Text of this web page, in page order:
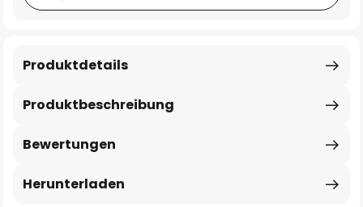
Produktbeschreibung
Produktdetails
Bewertungen
Herunterladen